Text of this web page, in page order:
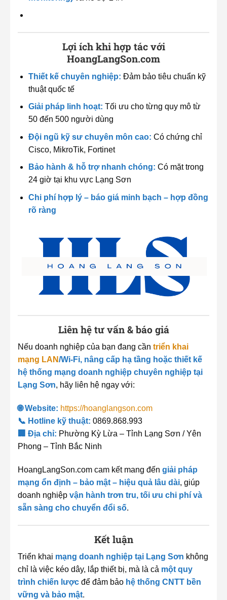
Lợi ích khi hợp tác với
HoangLangSon.com
Thiết kế chuyên nghiệp: Đảm bảo tiêu chuẩn kỹ
thuật quốc tế
Giải pháp linh hoạt: Tối ưu cho từng quy mô từ
50 đến 500 người dùng
Đội ngũ kỹ sư chuyên môn cao: Có chứng chỉ
Cisco, MikroTik, Fortinet
Bảo hành & hỗ trợ nhanh chóng: Có mặt trong
24 giờ tại khu vực Lạng Sơn
Chi phí hợp lý – báo giá minh bạch – hợp đồng
rõ ràng
Liên hệ tư vấn & báo giá
Nếu doanh nghiệp của bạn đang cần triển khai
mạng LAN/Wi-Fi, nâng cấp hạ tầng hoặc thiết kế
hệ thống mạng doanh nghiệp chuyên nghiệp tại
Lạng Sơn, hãy liên hệ ngay với:
🌐 Website: https://hoanglangson.com
📞 Hotline kỹ thuật: 0869.868.993
🏢 Địa chỉ: Phường Kỳ Lừa – Tỉnh Lạng Sơn / Yên
Phong – Tỉnh Bắc Ninh
HoangLangSon.com cam kết mang đến giải pháp
mạng ổn định – bảo mật – hiệu quả lâu dài, giúp
doanh nghiệp vận hành trơn tru, tối ưu chi phí và
sẵn sàng cho chuyển đổi số.
Kết luận
Triển khai mạng doanh nghiệp tại Lạng Sơn không
chỉ là việc kéo dây, lắp thiết bị, mà là cả một quy
trình chiến lược để đảm bảo hệ thống CNTT bền
vững và bảo mật.